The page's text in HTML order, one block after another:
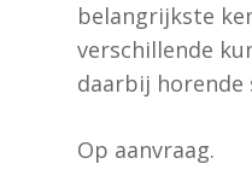
belangrijkste
verschillende
daarbij
Op aanvraag.